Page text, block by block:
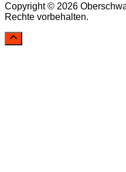
Copyright © 2026
Rechte vorbehalten.